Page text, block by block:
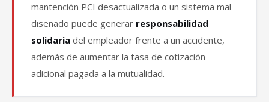
mantención PCI desactualizada o un sistema mal
diseñado puede generar responsabilidad
solidaria del empleador frente a un accidente,
además de aumentar la tasa de cotización
adicional pagada a la mutualidad.